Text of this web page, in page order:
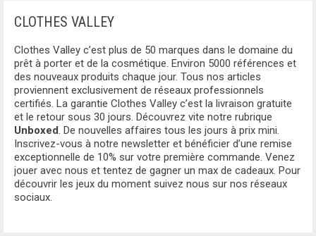
CLOTHES VALLEY
Clothes Valley c’est plus de 50 marques dans le domaine du
prêt à porter et de la cosmétique. Environ 5000 références et
des nouveaux produits chaque jour. Tous nos articles
proviennent exclusivement de réseaux professionnels
certifiés. La garantie Clothes Valley c’est la livraison gratuite
et le retour sous 30 jours. Découvrez vite notre rubrique
Unboxed. De nouvelles affaires tous les jours à prix mini.
Inscrivez-vous à notre newsletter et bénéficier d’une remise
exceptionnelle de 10% sur votre première commande. Venez
jouer avec nous et tentez de gagner un max de cadeaux. Pour
découvrir les jeux du moment suivez nous sur nos réseaux
sociaux.